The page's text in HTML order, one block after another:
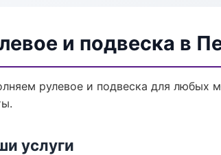
и подвеска в
рулевое и подвеска для любых
услуги